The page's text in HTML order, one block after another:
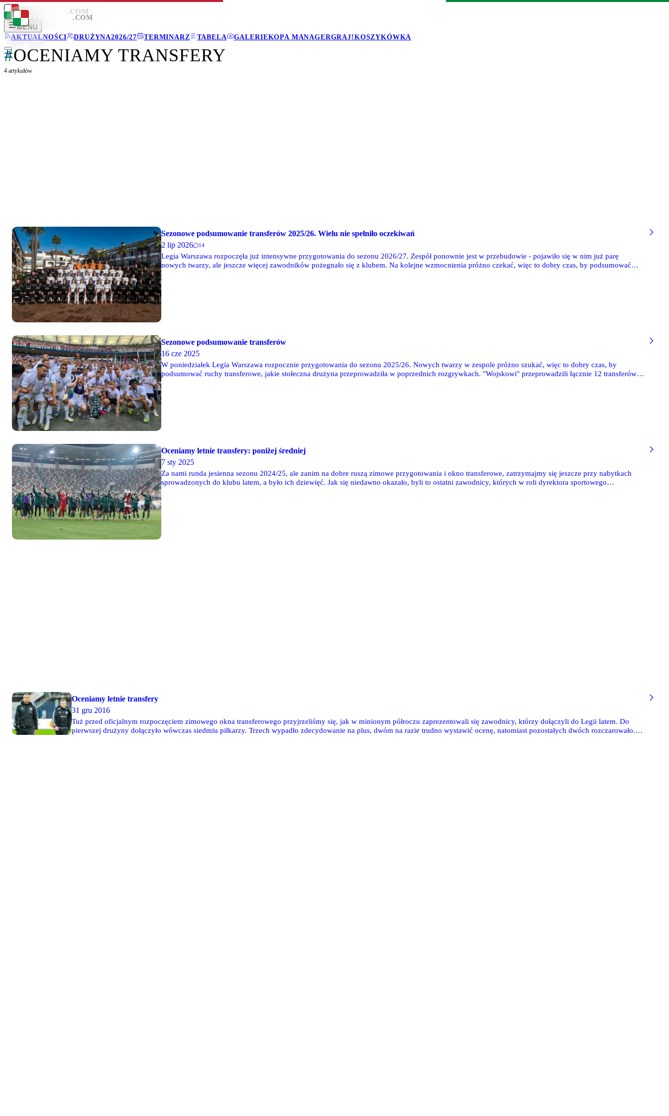
LEGIONISCI .COM
MENU
AKTUALNOŚCI
DRUŻYNA2026/27 TERMINARZ TABELA GALERIEKOPA MANAGERGRAJ!KOSZYKÓWKA
LEGIONISCI .COM
#OCENIAMY TRANSFERY
4 artykułów
Sezonowe podsumowanie transferów 2025/26. Wielu nie spełniło oczekiwań
2 lip 2026
14
Legia Warszawa rozpoczęła już intensywne przygotowania do sezonu 2026/27. Zespół ponownie jest w przebudowie - pojawiło się w nim już parę
nowych twarzy, ale jeszcze więcej zawodników pożegnało się z klubem. Na kolejne wzmocnienia próżno czekać, więc to dobry czas, by podsumować
Sezonowe podsumowanie transferów
16 cze 2025
W poniedziałek Legia Warszawa rozpocznie przygotowania do sezonu 2025/26. Nowych twarzy w zespole próżno szukać, więc to dobry czas, by
podsumować ruchy transferowe, jakie stołeczna drużyna przeprowadziła w poprzednich rozgrywkach. "Wojskowi" przeprowadzili łącznie 12 transferów
Oceniamy letnie transfery: poniżej średniej
7 sty 2025
Za nami runda jesienna sezonu 2024/25, ale zanim na dobre ruszą zimowe przygotowania i okno transferowe, zatrzymajmy się jeszcze przy nabytkach
sprowadzonych do klubu latem, a było ich dziewięć. Jak się niedawno okazało, byli to ostatni zawodnicy, których w roli dyrektora sportowego
Oceniamy letnie transfery
31 gru 2016
Tuż przed oficjalnym rozpoczęciem zimowego okna transferowego przyjrzeliśmy się, jak w minionym półroczu zaprezentowali się zawodnicy, którzy dołączyli do Legii latem. Do
pierwszej drużyny dołączyło wówczas siedmiu piłkarzy. Trzech wypadło zdecydowanie na plus, dwóm na razie trudno wystawić ocenę, natomiast pozostałych dwóch rozczarowało.